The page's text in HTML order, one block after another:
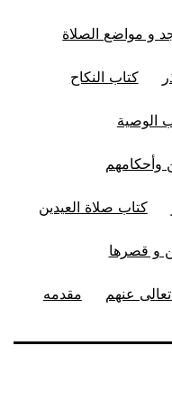
و مواضع الصلاة
كتاب النكاح
الوصية
وأحكامهم
كتاب صلاة العيدين
و قصرها
عنهم مقدمه